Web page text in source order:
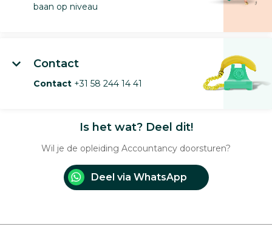
baan op niveau
Contact
Contact +31 58 244 14 41
Is het wat? Deel dit!
Wil je de opleiding Accountancy doorsturen?
Deel via WhatsApp